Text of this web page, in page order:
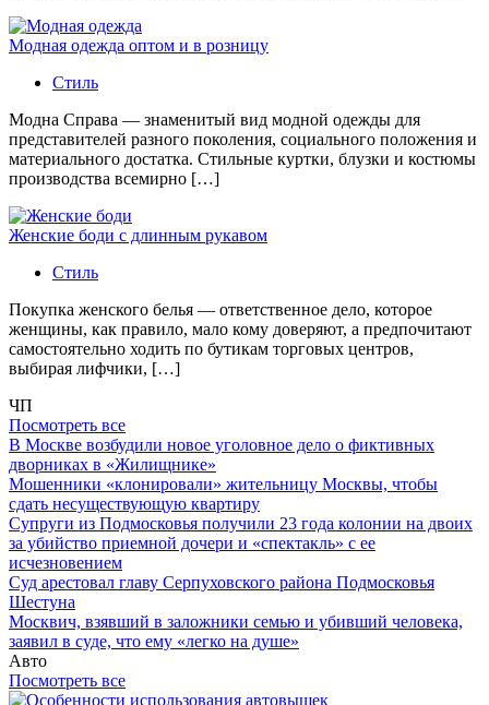
Модная одежда оптом и в розницу
Стиль
Модна Справа — знаменитый вид модной одежды для
представителей разного поколения, социального положения и
материального достатка. Стильные куртки, блузки и костюмы
производства всемирно […]
Женские боди с длинным рукавом
Стиль
Покупка женского белья — ответственное дело, которое
женщины, как правило, мало кому доверяют, а предпочитают
самостоятельно ходить по бутикам торговых центров,
выбирая лифчики, […]
ЧП
Посмотреть все
В Москве возбудили новое уголовное дело о фиктивных
дворниках в «Жилищнике»
Мошенники «клонировали» жительницу Москвы, чтобы
сдать несуществующую квартиру
Супруги из Подмосковья получили 23 года колонии на двоих
за убийство приемной дочери и «спектакль» с ее
исчезновением
Суд арестовал главу Серпуховского района Подмосковья
Шестуна
Москвич, взявший в заложники семью и убивший человека,
заявил в суде, что ему «легко на душе»
Авто
Посмотреть все